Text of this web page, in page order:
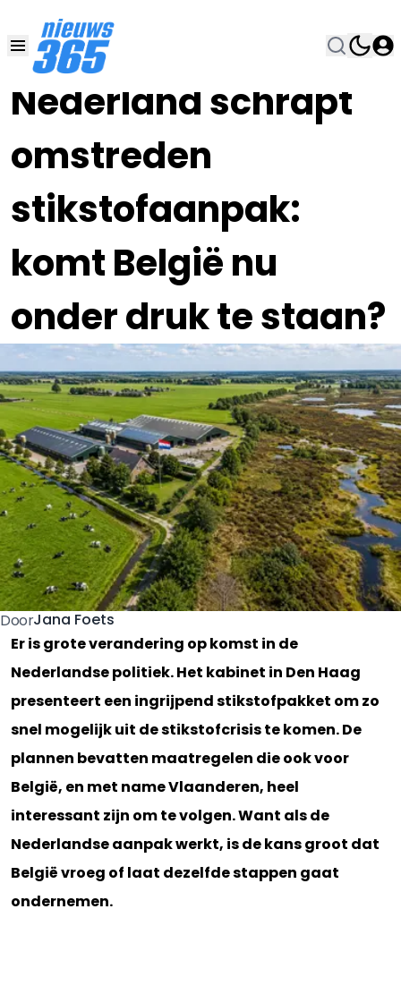
Nederland schrapt
omstreden
stikstofaanpak:
komt België nu
onder druk te staan?
24 JUN , 21:00•
DoorJana Foets
Er is grote verandering op komst in de
Nederlandse politiek. Het kabinet in Den Haag
presenteert een ingrijpend stikstofpakket om zo
snel mogelijk uit de stikstofcrisis te komen. De
plannen bevatten maatregelen die ook voor
België, en met name Vlaanderen, heel
interessant zijn om te volgen. Want als de
Nederlandse aanpak werkt, is de kans groot dat
België vroeg of laat dezelfde stappen gaat
ondernemen.